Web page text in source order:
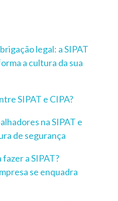
legal: a SIPAT
a cultura da sua
SIPAT e CIPA?
na SIPAT e
de segurança
a SIPAT?
se enquadra